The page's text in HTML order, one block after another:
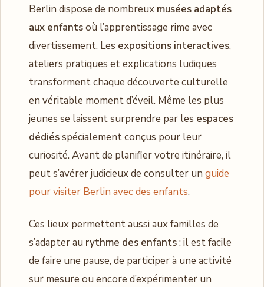
Berlin dispose de nombreux musées adaptés
aux enfantsoù l’apprentissage rime avec
divertissement. Les expositions interactives,
ateliers pratiques et explications ludiques
transforment chaque découverte culturelle
en véritable moment d’éveil. Même les plus
jeunes se laissent surprendre par les espaces
dédiésspécialement conçus pour leur
curiosité. Avant de planifier votre itinéraire, il
peut s’avérer judicieux de consulter un guide
pour visiter Berlin avec des enfants.
Ces lieux permettent aussi aux familles de
s’adapter au rythme des enfants: il est facile
de faire une pause, de participer à une activité
sur mesure ou encore d’expérimenter un